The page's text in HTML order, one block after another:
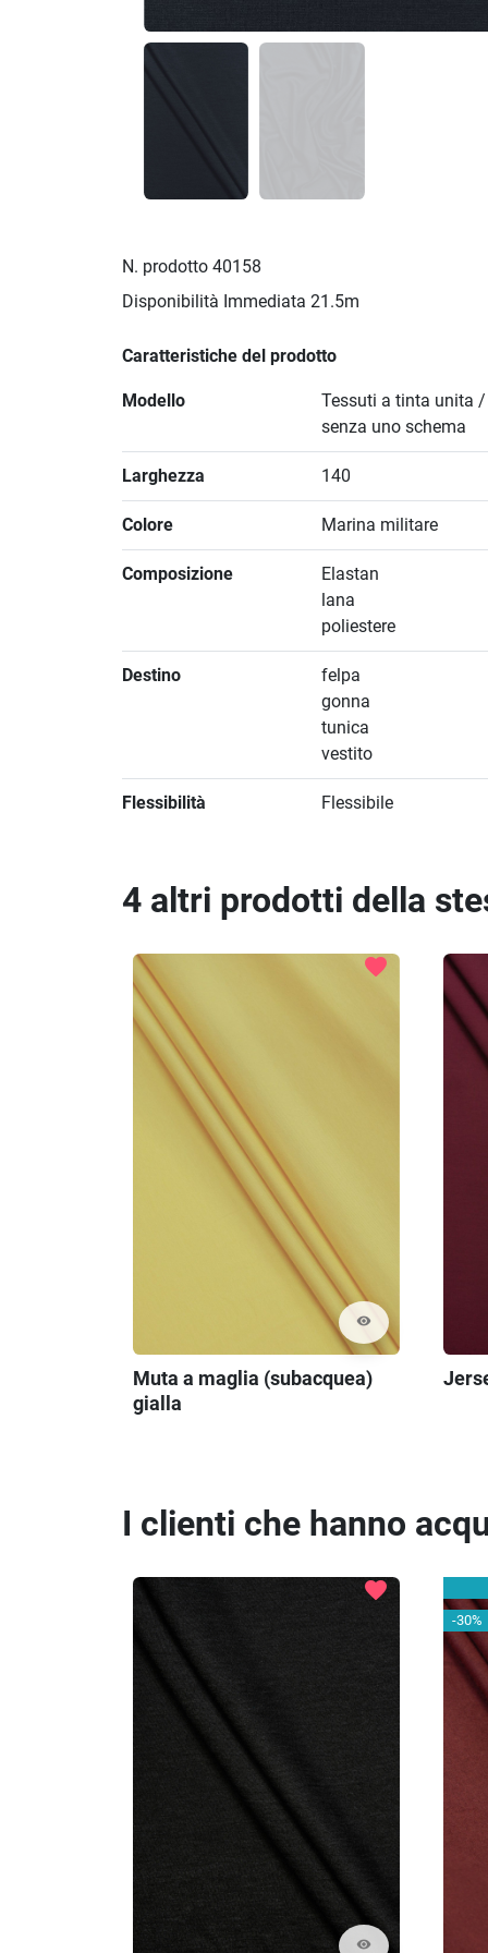
N. prodotto 40158
Disponibilità Immediata 21.5m
Caratteristiche del prodotto
Modello
Tessuti a tinta unita
senza uno schema
Larghezza 140
Colore Marina militare
Composizione
Elastan
lana
poliestere
Destino
felpa
gonna
tunica
vestito
Flessibilità Flessibile
4 altri prodotti della
visibility
favorite
Muta a maglia (subacquea)
gialla
I clienti che hanno
visibility
favorite
-30%